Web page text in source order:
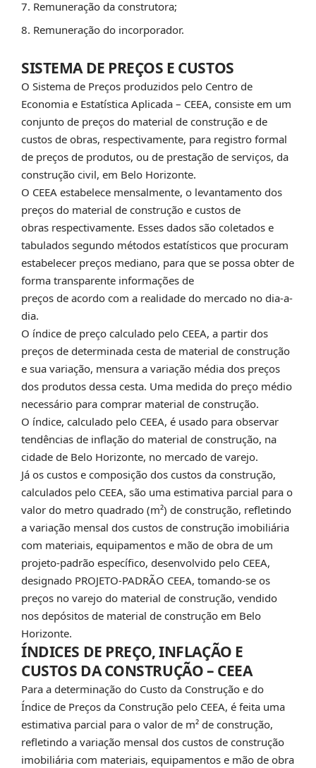
Remuneração da construtora;
Remuneração do incorporador.
SISTEMA DE PREÇOS E CUSTOS
O Sistema de Preços produzidos pelo Centro de
Economia e Estatística Aplicada – CEEA, consiste em um
conjunto de preços do material de construção e de
custos de obras, respectivamente, para registro formal
de preços de produtos, ou de prestação de serviços, da
construção civil, em Belo Horizonte.
O CEEA estabelece mensalmente, o levantamento dos
preços do material de construção e custos de
obras respectivamente. Esses dados são coletados e
tabulados segundo métodos estatísticos que procuram
estabelecer preços mediano, para que se possa obter de
forma transparente informações de
preços de acordo com a realidade do mercado no dia-a-
dia.
O índice de preço calculado pelo CEEA, a partir dos
preços de determinada cesta de material de construção
e sua variação, mensura a variação média dos preços
dos produtos dessa cesta. Uma medida do preço médio
necessário para comprar material de construção.
O índice, calculado pelo CEEA, é usado para observar
tendências de inflação do material de construção, na
cidade de Belo Horizonte, no mercado de varejo.
Já os custos e composição dos custos da construção,
calculados pelo CEEA, são uma estimativa parcial para o
valor do metro quadrado (m²) de construção, refletindo
a variação mensal dos custos de construção imobiliária
com materiais, equipamentos e mão de obra de um
projeto-padrão específico, desenvolvido pelo CEEA,
designado PROJETO-PADRÃO CEEA, tomando-se os
preços no varejo do material de construção, vendido
nos depósitos de material de construção em Belo
Horizonte.
ÍNDICES DE PREÇO, INFLAÇÃO E
CUSTOS DA CONSTRUÇÃO – CEEA
Para a determinação do Custo da Construção e do
Índice de Preços da Construção pelo CEEA, é feita uma
estimativa parcial para o valor de m² de construção,
refletindo a variação mensal dos custos de construção
imobiliária com materiais, equipamentos e mão de obra